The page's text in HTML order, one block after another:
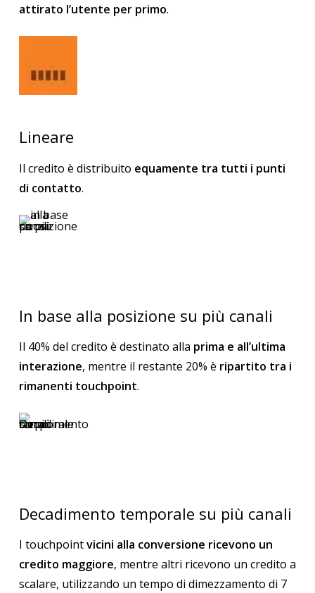
attirato l’utente per primo.
Lineare
Il credito è distribuito equamente tra tutti i punti
di contatto.
In base alla posizione su più canali
Il 40% del credito è destinato alla prima e all’ultima
interazione, mentre il restante 20% è ripartito tra i
rimanenti touchpoint.
Decadimento temporale su più canali
I touchpointvicini alla conversione ricevono un
credito maggiore, mentre altri ricevono un credito a
scalare, utilizzando un tempo di dimezzamento di 7